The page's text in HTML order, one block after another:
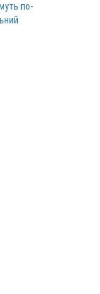
по-